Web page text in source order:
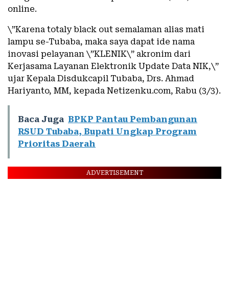
online.
\”Karena totaly black out semalaman alias mati
lampu se-Tubaba, maka saya dapat ide nama
inovasi pelayanan \”KLENIK\” akronim dari
Kerjasama Layanan Elektronik Update Data NIK,\”
ujar Kepala Disdukcapil Tubaba, Drs. Ahmad
Hariyanto, MM, kepada Netizenku.com, Rabu (3/3).
Baca Juga BPKP Pantau Pembangunan
RSUD Tubaba, Bupati Ungkap Program
Prioritas Daerah
ADVERTISEMENT